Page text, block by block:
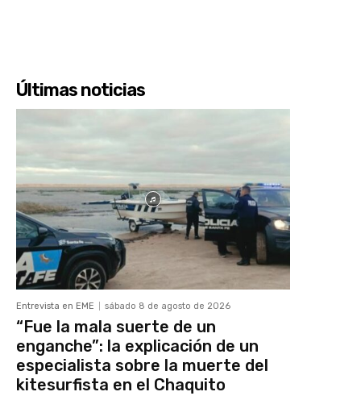
Últimas noticias
Entrevista en EME sábado 8 de agosto de 2026
“Fue la mala suerte de un
enganche”: la explicación de un
especialista sobre la muerte del
kitesurfista en el Chaquito